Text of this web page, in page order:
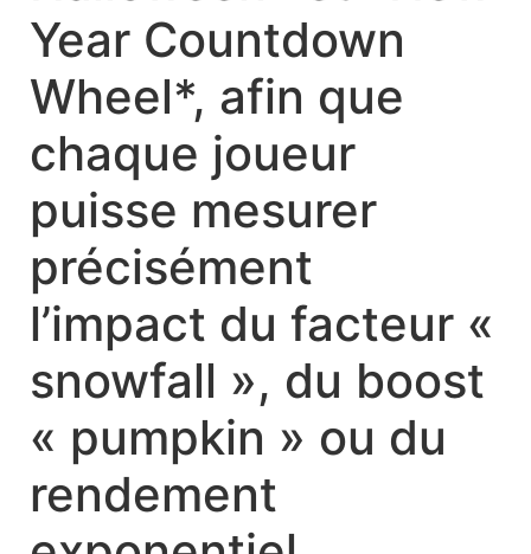
Year Countdown
Wheel*, afin que
chaque joueur
puisse mesurer
précisément
l’impact du facteur «
snowfall », du boost
« pumpkin » ou du
rendement